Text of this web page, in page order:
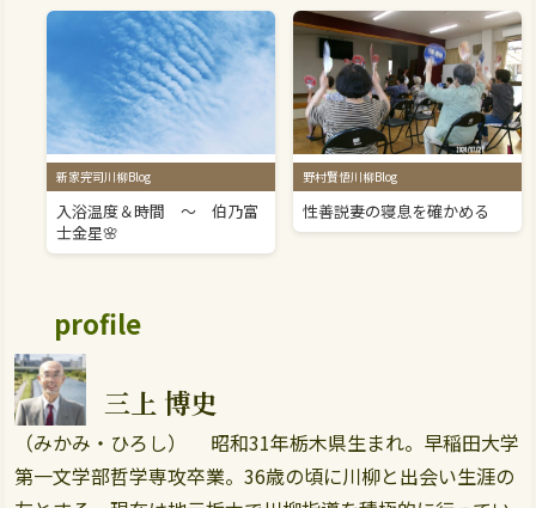
新家完司川柳Blog
入浴温度＆時間 ～ 伯乃富
士金星🌸
野村賢悟川柳Blog
性善説妻の寝息を確かめる
profile
三上 博史
（みかみ・ひろし） 昭和31年栃木県生まれ。早稲田大学
第一文学部哲学専攻卒業。36歳の頃に川柳と出会い生涯の